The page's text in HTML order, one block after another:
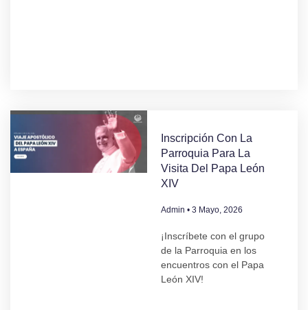
Inscripción Con La
Parroquia Para La
Visita Del Papa León
XIV
Admin 3 Mayo, 2026
¡Inscríbete con el grupo
de la Parroquia en los
encuentros con el Papa
León XIV!